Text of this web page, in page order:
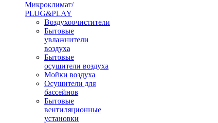
Микроклимат/
PLUG&PLAY
Воздухоочистители
Бытовые
увлажнители
воздуха
Бытовые
осушители воздуха
Мойки воздуха
Осушители для
бассейнов
Бытовые
вентиляционные
установки